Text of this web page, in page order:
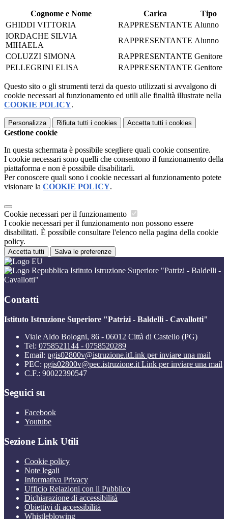
Cognome e Nome Carica
Tipo
GHIDDI VITTORIA
RAPPRESENTANTE Alunno
IORDACHE SILVIA
MIHAELA
RAPPRESENTANTE Alunno
COLUZZI SIMONA
RAPPRESENTANTE Genitore
PELLEGRINI ELISA
RAPPRESENTANTE Genitore
Questo sito o gli strumenti terzi da questo utilizzati si avvalgono di
cookie necessari al funzionamento ed utili alle finalità illustrate nella
COOKIE POLICY.
Personalizza Rifiuta tutti i cookies Accetta tutti i cookies
Gestione cookie
In questa schermata è possibile scegliere quali cookie consentire.
I cookie necessari sono quelli che consentono il funzionamento della
piattaforma e non è possibile disabilitarli.
Per conoscere quali sono i cookie necessari al funzionamento potete
visionare la COOKIE POLICY.
Cookie necessari per il funzionamento
I cookie necessari per il funzionamento non possono essere
disabilitati. È possibile consultare l'elenco nella pagina della cookie
policy.
Accetta tutti Salva le preferenze
Istituto Istruzione Superiore "Patrizi - Baldelli -
Cavallotti"
Contatti
Istituto Istruzione Superiore "Patrizi - Baldelli - Cavallotti"
Viale Aldo Bologni, 86 - 06012 Città di Castello (PG)
Tel: 0758521144 - 0758520289
Email: pgis02800v@istruzione.itLink per inviare una mail
PEC: pgis02800v@pec.istruzione.it Link per inviare una mail
C.F.: 90022390547
Seguici su
Facebook
Youtube
Sezione Link Utili
Cookie policy
Note legali
Informativa Privacy
Ufficio Relazioni con il Pubblico
Dichiarazione di accessibilità
Obiettivi di accessibilità
Whistleblowing